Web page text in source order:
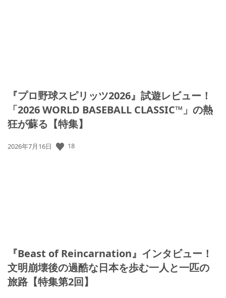
『プロ野球スピリッツ2026』試遊レビュー！
「2026 WORLD BASEBALL CLASSIC™」の熱
狂が蘇る【特集】
公
2026年7月16日 18
『Beast of Reincarnation』インタビュー！
文明崩壊後の過酷な日本を歩む一人と一匹の
旅路【特集第2回】